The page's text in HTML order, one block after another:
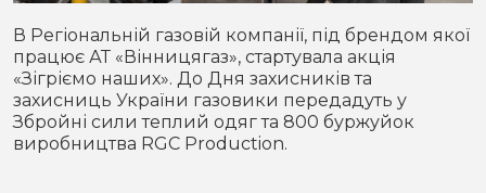
Приватна думка
В кулуарах
Місто
Життя
В Регіональній газовій компанії, під брендом якої
працює АТ «Вінницягаз», стартувала акція
«Зігріємо наших». До Дня захисників та
захисниць України газовики передадуть у
Збройні сили теплий одяг та 800 буржуйок
виробництва RGC Production.